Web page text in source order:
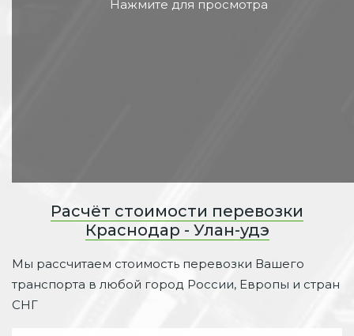
Расчёт стоимости перевозки
Краснодар - Улан-удэ
Мы рассчитаем стоимость перевозки Вашего
транспорта в любой город России, Европы и стран
СНГ